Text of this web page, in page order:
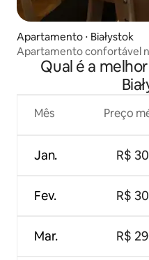
Apartamento ⋅ Białystok
Apartamento confortável
Qual é a
Mês
Jan.
Fev.
Mar.
Preço
R$
R$
R$